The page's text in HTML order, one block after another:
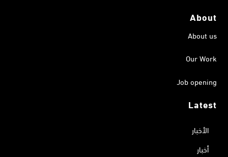
About
About us
Our Work
Job opening
Latest
الأخبار
أخبار